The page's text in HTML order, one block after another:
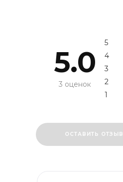
5.0
3 оценок
5
4
3
2
1
ОСТАВИТЬ ОТЗЫВ